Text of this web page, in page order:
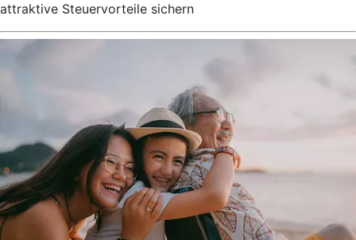
attraktive Steuervorteile sichern